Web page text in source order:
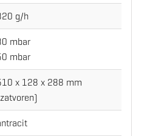
g/h
mbar
mbar
x 128 x 288 mm